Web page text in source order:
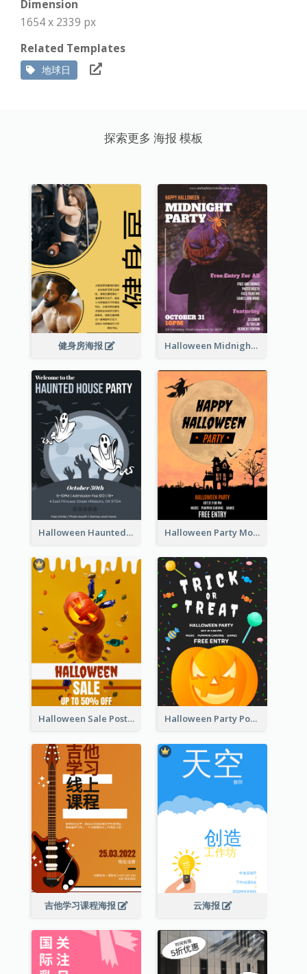
Dimension
1654 x 2339 px
Related Templates
地球日
探索更多 海报 模板
健身房海报 Halloween Midnight Party Poster
Halloween Haunted House Party Poster Halloween Party Moon Photo Poster
Halloween Sale Poster Halloween Party Poster
吉他学习课程海报 云海报